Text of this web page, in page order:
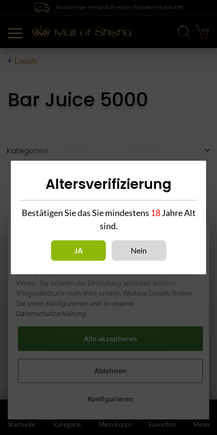
Kostenloser Versand ab einem Bestellwert von 49€
Liquids
Bar Juice 5000
Wie wir Cookies & Co nutzen
Durch Klicken auf „Alle akzeptieren“ gestatten Sie den
Einsatz folgender Dienste auf unserer Website: YouTube,
Vimeo. Sie können die Einstellung jederzeit ändern
(Fingerabdruck-Icon links unten). Weitere Details finden
Sie unter Konfigurieren und in unserer
Datenschutzerklärung.
Alle akzeptieren
Ablehnen
Konfigurieren
Kategorien
Startseite Kategorie Mein Konto Favoriten Menu
Altersverifizierung
Bestätigen Sie das Sie mindestens 18Jahre Alt
sind.
JA Nein